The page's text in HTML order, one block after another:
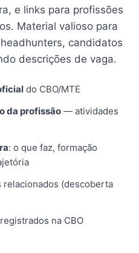
e links para profissões
Material valioso para
candidatos
descrições de vaga.
do CBO/MTE
da profissão — atividades
: o que faz, formação
(descoberta
na CBO